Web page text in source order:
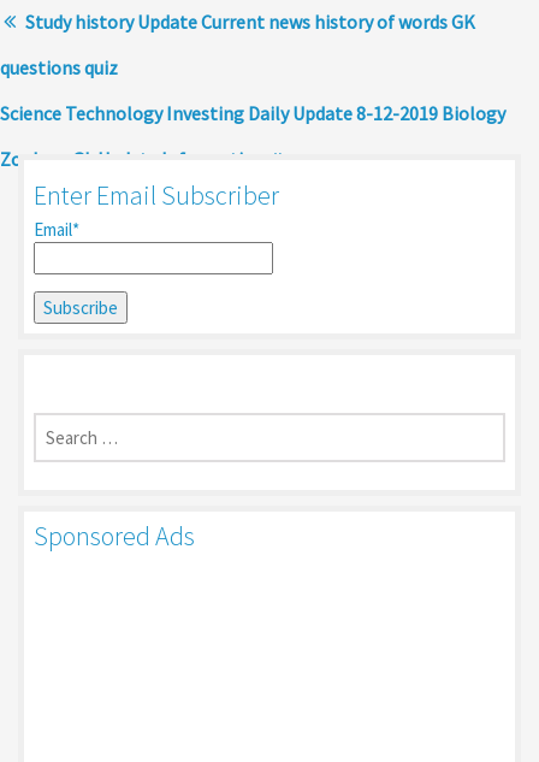
Study history Update Current news history of words GK
questions quiz
Science Technology Investing Daily Update 8-12-2019 Biology
Zoology Gk Update Information
Enter Email Subscriber
Email*
Search
for:
Sponsored Ads